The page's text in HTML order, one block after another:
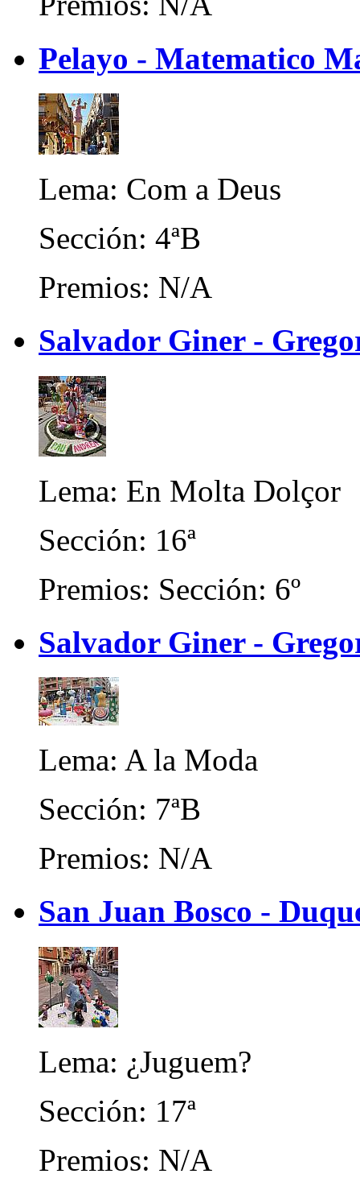
Pelayo - Matematico
Lema: Com a Deus
Sección: 4ªB
Premios: N/A
Salvador Giner -
Lema: En Molta Dolçor
Sección: 16ª
Premios: Sección: 6º
Salvador Giner -
Lema: A la Moda
Sección: 7ªB
Premios: N/A
San Juan Bosco -
Lema: ¿Juguem?
Sección: 17ª
Premios: N/A